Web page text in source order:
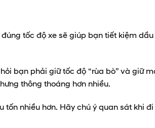
tốc độ xe sẽ giúp bạn tiết kiệm
bạn phải giữ tốc độ “rùa bò” và giữ
thông thoáng hơn nhiều.
nhiều hơn. Hãy chú ý quan sát khi